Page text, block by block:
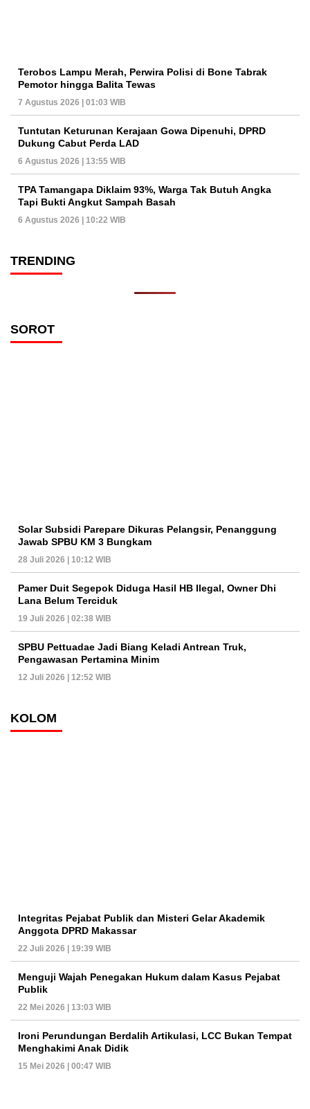
Terobos Lampu Merah, Perwira Polisi di Bone Tabrak
Pemotor hingga Balita Tewas
7 Agustus 2026 | 01:03 WIB
Tuntutan Keturunan Kerajaan Gowa Dipenuhi, DPRD
Dukung Cabut Perda LAD
6 Agustus 2026 | 13:55 WIB
TPA Tamangapa Diklaim 93%, Warga Tak Butuh Angka
Tapi Bukti Angkut Sampah Basah
6 Agustus 2026 | 10:22 WIB
TRENDING
SOROT
Solar Subsidi Parepare Dikuras Pelangsir, Penanggung
Jawab SPBU KM 3 Bungkam
28 Juli 2026 | 10:12 WIB
Pamer Duit Segepok Diduga Hasil HB Ilegal, Owner Dhi
Lana Belum Terciduk
19 Juli 2026 | 02:38 WIB
SPBU Pettuadae Jadi Biang Keladi Antrean Truk,
Pengawasan Pertamina Minim
12 Juli 2026 | 12:52 WIB
KOLOM
Integritas Pejabat Publik dan Misteri Gelar Akademik
Anggota DPRD Makassar
22 Juli 2026 | 19:39 WIB
Menguji Wajah Penegakan Hukum dalam Kasus Pejabat
Publik
22 Mei 2026 | 13:03 WIB
Ironi Perundungan Berdalih Artikulasi, LCC Bukan Tempat
Menghakimi Anak Didik
15 Mei 2026 | 00:47 WIB